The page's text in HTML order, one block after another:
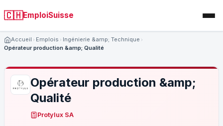
🇨🇭EmploiSuisse
Accueil Emplois
Ingénierie &amp; Technique
Opérateur production &amp; Qualité
Opérateur production &amp;
Qualité
Protylux SA